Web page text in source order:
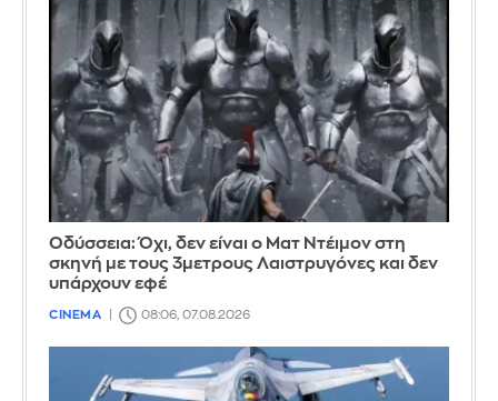
Οδύσσεια: Όχι, δεν είναι ο Ματ Ντέιμον στη
σκηνή με τους 3μετρους Λαιστρυγόνες και δεν
υπάρχουν εφέ
CINEMA 08:06, 07.08.2026